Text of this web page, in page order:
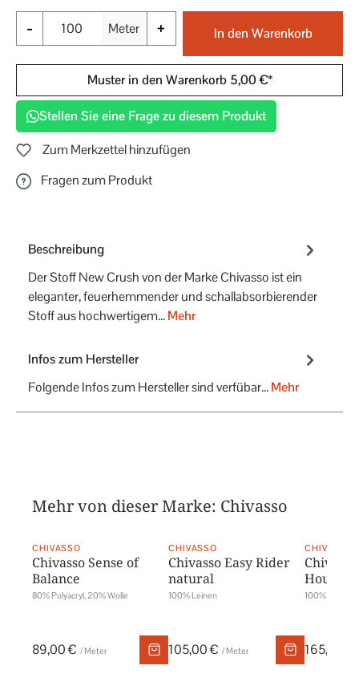
- Meter + In den Warenkorb
Muster in den Warenkorb 5,00 €*
Stellen Sie eine Frage zu diesem Produkt
Zum Merkzettel hinzufügen
Fragen zum Produkt
Beschreibung
Der Stoff New Crush von der Marke Chivasso ist ein
eleganter, feuerhemmender und schallabsorbierender
Stoff aus hochwertigem…Mehr
Infos zum Hersteller
Folgende Infos zum Hersteller sind verfübar...Mehr
Mehr von dieser Marke: Chivasso
CHIVASSO
Chivasso Sense of
Balance
80% Polyacryl, 20% Wolle
89,00 € / Meter
CHIVASSO
Chivasso Easy Rider
natural
100% Leinen
105,00 € / Meter
CHIVASSO
House
100% Leinen
165,00 €